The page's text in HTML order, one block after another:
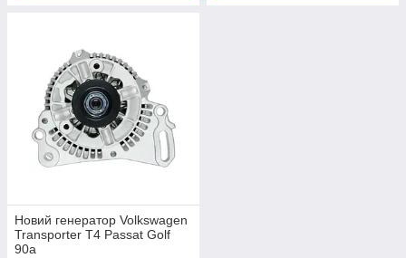
Новий генератор Volkswagen
Transporter T4 Passat Golf
90а